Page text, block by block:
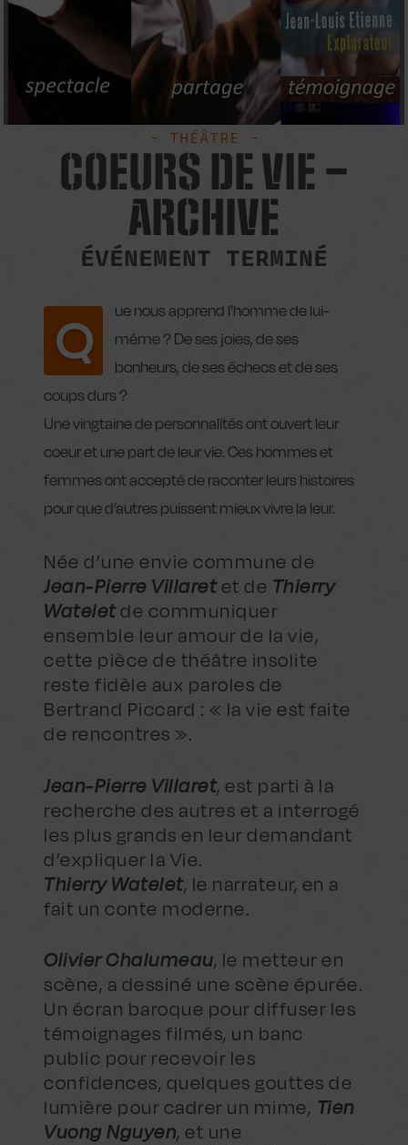
- THÉÂTRE -
COEURS DE VIE –
ARCHIVE
ÉVÉNEMENT TERMINÉ
Q
ue nous apprend l’homme de lui-
même ? De ses joies, de ses
bonheurs, de ses échecs et de ses
coups durs ?
Une vingtaine de personnalités ont ouvert leur
coeur et une part de leur vie. Ces hommes et
femmes ont accepté de raconter leurs histoires
pour que d’autres puissent mieux vivre la leur.
Née d’une envie commune de
Jean-Pierre Villaretet de Thierry
Wateletde communiquer
ensemble leur amour de la vie,
cette pièce de théâtre insolite
reste fidèle aux paroles de
Bertrand Piccard : « la vie est faite
de rencontres ».
Jean-Pierre Villaret, est parti à la
recherche des autres et a interrogé
les plus grands en leur demandant
d’expliquer la Vie.
Thierry Watelet, le narrateur, en a
fait un conte moderne.
Olivier Chalumeau, le metteur en
scène, a dessiné une scène épurée.
Un écran baroque pour diffuser les
témoignages filmés, un banc
public pour recevoir les
confidences, quelques gouttes de
lumière pour cadrer un mime, Tien
Vuong Nguyen, et une